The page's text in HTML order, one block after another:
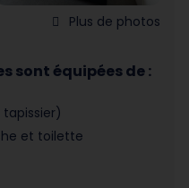
Plus de photos
sont équipées de :
et toilette